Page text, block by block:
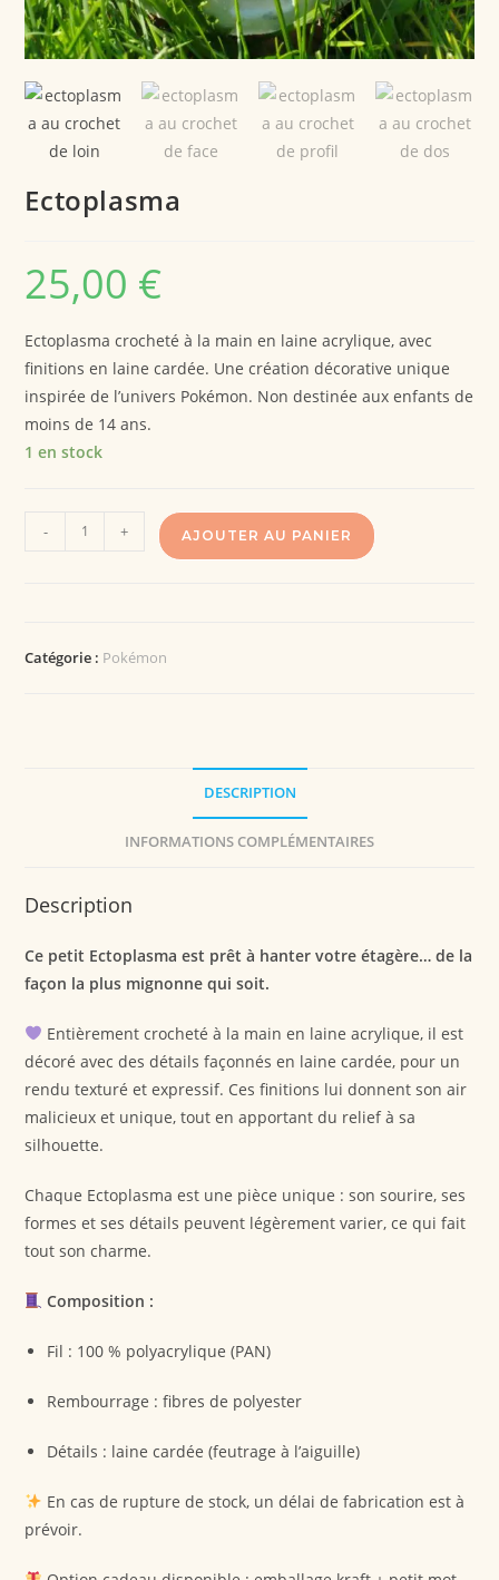
Ectoplasma
25,00 €
Ectoplasma crocheté à la main en laine acrylique, avec
finitions en laine cardée. Une création décorative unique
inspirée de l’univers Pokémon. Non destinée aux enfants de
moins de 14 ans.
1 en stock
- + AJOUTER AU PANIER
Catégorie : Pokémon
DESCRIPTION
INFORMATIONS COMPLÉMENTAIRES
Description
Ce petit Ectoplasma est prêt à hanter votre étagère… de la
façon la plus mignonne qui soit.
Entièrement crocheté à la main en laine acrylique, il est
décoré avec des détails façonnés en laine cardée, pour un
rendu texturé et expressif. Ces finitions lui donnent son air
malicieux et unique, tout en apportant du relief à sa
silhouette.
Chaque Ectoplasma est une pièce unique : son sourire, ses
formes et ses détails peuvent légèrement varier, ce qui fait
tout son charme.
Composition :
Fil : 100 % polyacrylique (PAN)
Rembourrage : fibres de polyester
Détails : laine cardée (feutrage à l’aiguille)
En cas de rupture de stock, un délai de fabrication est à
prévoir.